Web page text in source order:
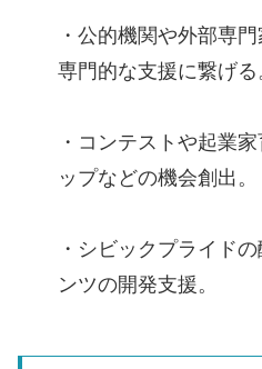
・公的機関や外部専
専門的な支援に繋げる
・コンテストや起業
ップなどの機会創出。
・シビックプライド
ンツの開発支援。